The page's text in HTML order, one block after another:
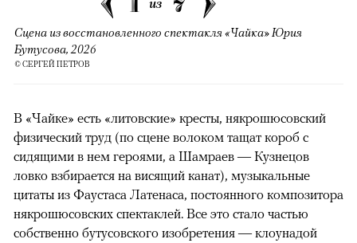
из
Сцена из восстановленного спектакля «Чайка» Юрия
Бутусова, 2026
© СЕРГЕЙ ПЕТРОВ
В «Чайке» есть «литовские» кресты, някрошюсовский
физический труд (по сцене волоком тащат короб с
сидящими в нем героями, а Шамраев — Кузнецов
ловко взбирается на висящий канат), музыкальные
цитаты из Фаустаса Латенаса, постоянного композитора
някрошюсовских спектаклей. Все это стало частью
собственно бутусовского изобретения — клоунадой